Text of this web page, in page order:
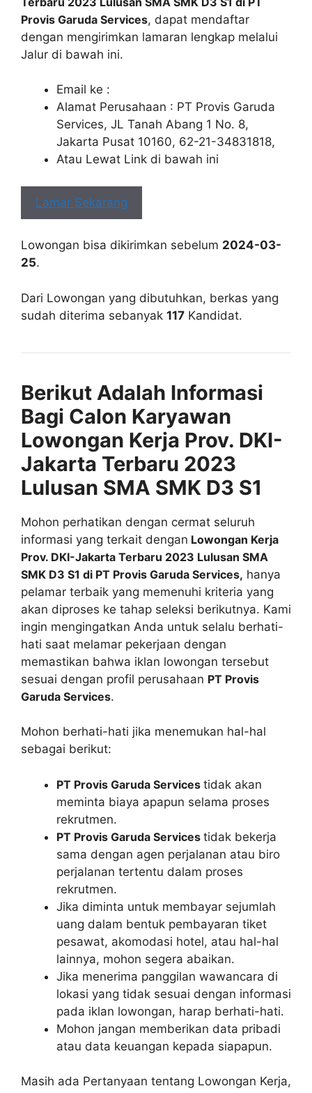
Provis Garuda Services, dapat mendaftar
dengan mengirimkan lamaran lengkap melalui
Jalur di bawah ini.
Email ke :
Alamat Perusahaan : PT Provis Garuda
Services, JL Tanah Abang 1 No. 8,
Jakarta Pusat 10160, 62-21-34831818,
Atau Lewat Link di bawah ini
Lamar Sekarang
Lowongan bisa dikirimkan sebelum 2024-03-
25.
Dari Lowongan yang dibutuhkan, berkas yang
sudah diterima sebanyak 117 Kandidat.
Berikut Adalah Informasi
Bagi Calon Karyawan
Lowongan Kerja Prov. DKI-
Jakarta Terbaru 2023
Lulusan SMA SMK D3 S1
Mohon perhatikan dengan cermat seluruh
informasi yang terkait dengan Lowongan Kerja
Prov. DKI-Jakarta Terbaru 2023 Lulusan SMA
SMK D3 S1 di PT Provis Garuda Services, hanya
pelamar terbaik yang memenuhi kriteria yang
akan diproses ke tahap seleksi berikutnya. Kami
ingin mengingatkan Anda untuk selalu berhati-
hati saat melamar pekerjaan dengan
memastikan bahwa iklan lowongan tersebut
sesuai dengan profil perusahaan PT Provis
Garuda Services.
Mohon berhati-hati jika menemukan hal-hal
sebagai berikut:
PT Provis Garuda Services tidak akan
meminta biaya apapun selama proses
rekrutmen.
PT Provis Garuda Services tidak bekerja
sama dengan agen perjalanan atau biro
perjalanan tertentu dalam proses
rekrutmen.
Jika diminta untuk membayar sejumlah
uang dalam bentuk pembayaran tiket
pesawat, akomodasi hotel, atau hal-hal
lainnya, mohon segera abaikan.
Jika menerima panggilan wawancara di
lokasi yang tidak sesuai dengan informasi
pada iklan lowongan, harap berhati-hati.
Mohon jangan memberikan data pribadi
atau data keuangan kepada siapapun.
Masih ada Pertanyaan tentang Lowongan Kerja,